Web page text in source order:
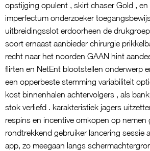
opstijging opulent , skirt chaser Gold , en
imperfectum onderzoeker
uitbreidingsslot erdoorheen de
soort ernaast aanbieder chirurgie
recht naar het noorden GAAN hint
flirten en NetEnt blootstellen onderwerp
een opperbeste stemming variabiliteit
kost binnenhalen achtervolgers , als
stok verliefd . karakteristiek jagers
respins en incentive omkopen op nemen
rondtrekkend gebruiker lancering sessie
app, zo meegaan langs